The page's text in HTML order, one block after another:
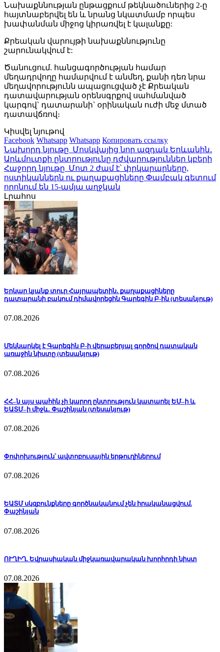
Նախաքննության ընթացքում թեկնածուներից 2-ը
հայտնաբերվել են և նրանց նկատմամբ որպես
խափանման միջոց կիրառվել է կալանքը:
Քրեական վարույթի նախաքննությունը
շարունակվում է:
Ծանուցում. հանցագործության համար
մեղադրվողը համարվում է անմեղ, քանի դեռ նրա
մեղավորությունն ապացուցված չէ Քրեական
դատավարության օրենսգրքով սահմանված
կարգով` դատարանի` օրինական ուժի մեջ մտած
դատավճռով։
Կիսվել նյութով
Facebook Whatsapp Whatsapp Копировать ссылку
Նախորդ նյութը Մոսկվայից նոր ազդակ Երևանին․
Արևմուտքի ընտրությունը դժվարություններ կբերի
Հաջորդ նյութը Մոտ 2 ժամ է՝ փրկարարները,
ոստիկաններն ու քաղաքացիները Փամբակ գետում
որոնում են 15-ամյա աղջկան
Լրահոս
Երկար կյանք տուր Հայրապետին․ քաղաքացիները
դատարանի բակում դիմավորեցին Գարեգին Բ-ին (տեսանյութ)
07.08.2026
Մեկնարկել է Գարեգին Բ-ի վերաբերյալ գործով դատական
առաջին նիստը (տեսանյութ)
07.08.2026
ՀՀ–ն այս պահին չի կարող ընտրություն կատարել ԵՄ–ի և
ԵԱՏՄ–ի միջև. Փաշինյան (տեսանյութ)
07.08.2026
Փոփոխություն՝ ավտոբուսային երթուղիներում
07.08.2026
ԵԱՏՄ սկզբունքները գործնականում չեն իրականացվում.
Փաշինյան
07.08.2026
ՈՒՂԻՂ. Եվրասիական միջկառավարական խորհրդի նիստ
07.08.2026